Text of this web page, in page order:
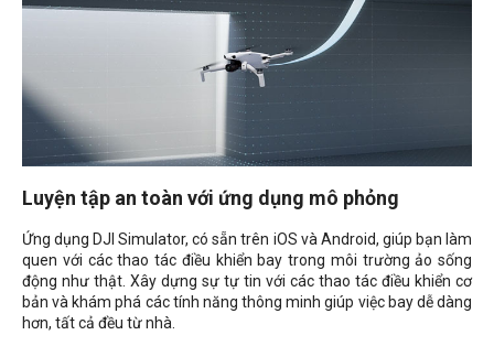
Luyện tập an toàn với ứng dụng mô phỏng
Ứng dụng DJI Simulator, có sẵn trên iOS và Android, giúp bạn làm
quen với các thao tác điều khiển bay trong môi trường ảo sống
động như thật. Xây dựng sự tự tin với các thao tác điều khiển cơ
bản và khám phá các tính năng thông minh giúp việc bay dễ dàng
hơn, tất cả đều từ nhà.